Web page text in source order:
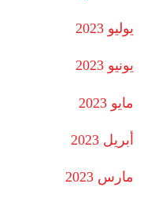
يوليو 2023
يونيو 2023
مايو 2023
أبريل 2023
مارس 2023